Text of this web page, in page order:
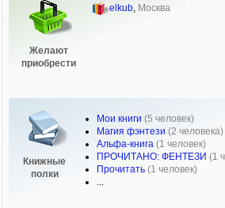
Желают
приобрести
elkub, Москва
Книжные
полки
Мои книги (5 человек)
Магия фэнтези (2 человека)
Альфа-книга (1 человек)
ПРОЧИТАНО: ФЕНТЕЗИ (1
Прочитать (1 человек)
...